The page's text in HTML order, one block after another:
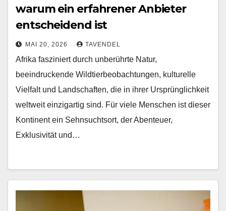
warum ein erfahrener Anbieter
entscheidend ist
MAI 20, 2026 TAVENDEL
Afrika fasziniert durch unberührte Natur,
beeindruckende Wildtierbeobachtungen, kulturelle
Vielfalt und Landschaften, die in ihrer Ursprünglichkeit
weltweit einzigartig sind. Für viele Menschen ist dieser
Kontinent ein Sehnsuchtsort, der Abenteuer,
Exklusivität und…